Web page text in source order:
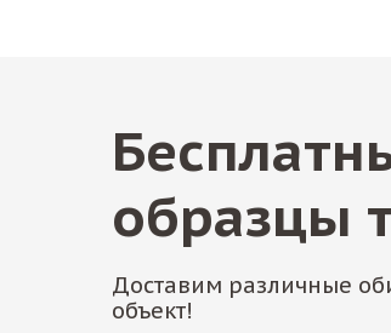
образцы
Доставим различные
объект!